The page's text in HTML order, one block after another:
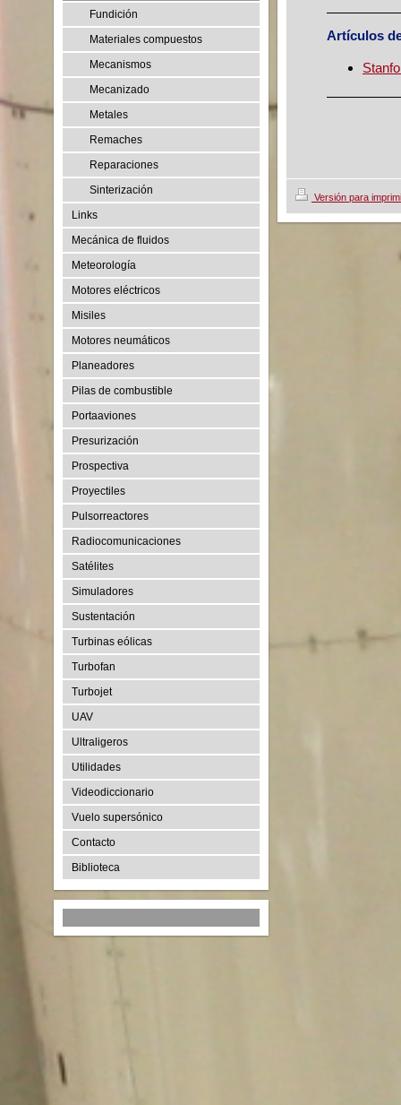
Fundición
Materiales compuestos
Mecanismos
Mecanizado
Metales
Remaches
Reparaciones
Sinterización
Links
Mecánica de fluidos
Meteorología
Motores eléctricos
Misiles
Motores neumáticos
Planeadores
Pilas de combustible
Portaaviones
Presurización
Prospectiva
Proyectiles
Pulsorreactores
Radiocomunicaciones
Satélites
Simuladores
Sustentación
Turbinas eólicas
Turbofan
Turbojet
UAV
Ultraligeros
Utilidades
Videodiccionario
Vuelo supersónico
Contacto
Biblioteca
Artículos
Versión para